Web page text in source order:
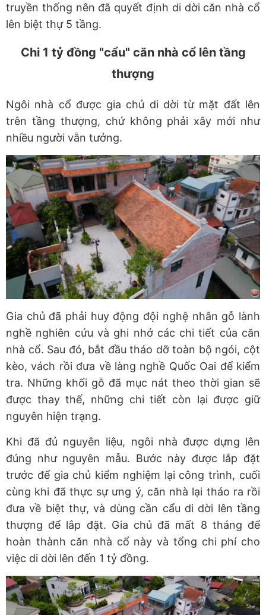
truyền thống nên đã quyết định di dời căn nhà cổ
lên biệt thự 5 tầng.
Chi 1 tỷ đồng "cẩu" căn nhà cổ lên tầng
thượng
Ngôi nhà cổ được gia chủ di dời từ mặt đất lên
trên tầng thượng, chứ không phải xây mới như
nhiều người vẫn tưởng.
Gia chủ đã phải huy động đội nghệ nhân gỗ lành
nghề nghiên cứu và ghi nhớ các chi tiết của căn
nhà cổ. Sau đó, bắt đầu tháo dỡ toàn bộ ngói, cột
kèo, vách rồi đưa về làng nghề Quốc Oai để kiểm
tra. Những khối gỗ đã mục nát theo thời gian sẽ
được thay thế, những chi tiết còn lại được giữ
nguyên hiện trạng.
Khi đã đủ nguyên liệu, ngôi nhà được dựng lên
đúng như nguyên mẫu. Bước này được lắp đặt
trước để gia chủ kiểm nghiệm lại công trình, cuối
cùng khi đã thực sự ưng ý, căn nhà lại tháo ra rồi
đưa về biệt thự, và dùng cần cẩu di dời lên tầng
thượng để lắp đặt. Gia chủ đã mất 8 tháng để
hoàn thành căn nhà cổ này và tổng chi phí cho
việc di dời lên đến 1 tỷ đồng.